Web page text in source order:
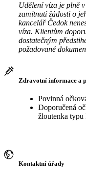
Udělení víza je plně
zamítnutí žádosti o
kancelář Čedok
víza. Klientům
dostatečným
požadované
Zdravotní informace a
Povinná
Doporučená
žloutenka typu
Kontaktní úřady